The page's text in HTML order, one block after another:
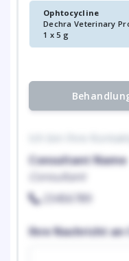
Ophtocycline
Dechra Veterinary
1 x 5 g
Ich bin Ihre
Consultant Name
Consultant
23456789
Ihre Nachricht an